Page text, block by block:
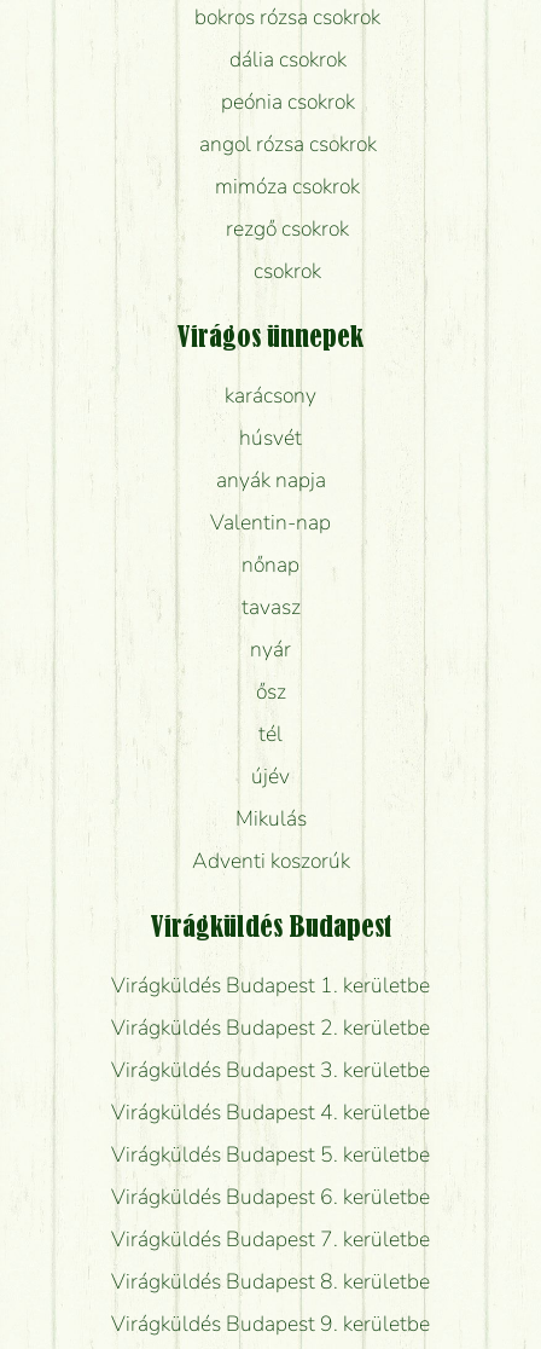
bokros rózsa csokrok
dália csokrok
peónia csokrok
angol rózsa csokrok
mimóza csokrok
rezgő csokrok
csokrok
Virágos ünnepek
karácsony
húsvét
anyák napja
Valentin-nap
nőnap
tavasz
nyár
ősz
tél
újév
Mikulás
Adventi koszorúk
Virágküldés Budapest
Virágküldés Budapest 1. kerületbe
Virágküldés Budapest 2. kerületbe
Virágküldés Budapest 3. kerületbe
Virágküldés Budapest 4. kerületbe
Virágküldés Budapest 5. kerületbe
Virágküldés Budapest 6. kerületbe
Virágküldés Budapest 7. kerületbe
Virágküldés Budapest 8. kerületbe
Virágküldés Budapest 9. kerületbe